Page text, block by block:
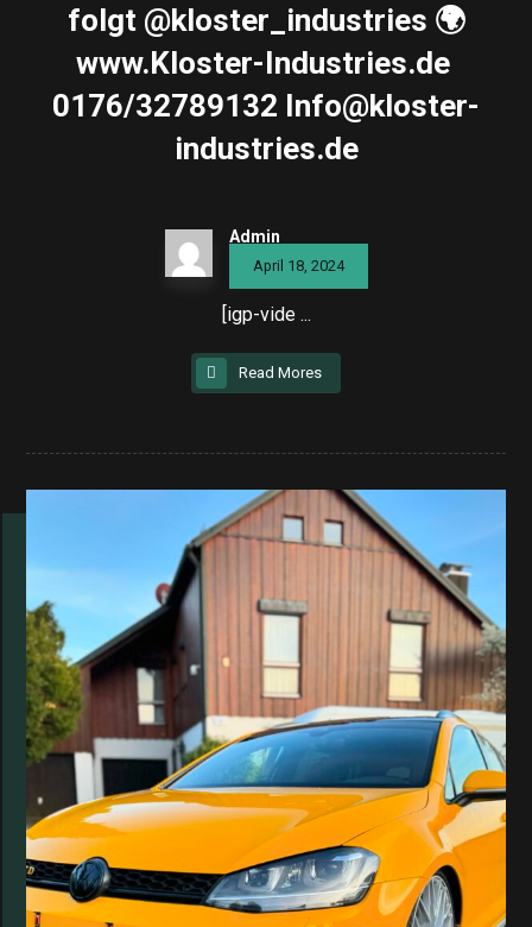
folgt @kloster_industries 🌍
www.Kloster-Industries.de ️
0176/32789132 Info@kloster-
industries.de
Admin
April 18, 2024
[igp-vide ...
Read Mores